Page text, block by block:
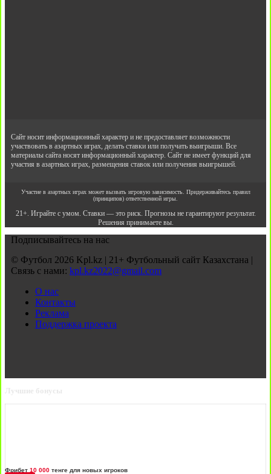
Сайт носит информационный характер и не предоставляет возможности
участвовать в азартных играх, делать ставки или получать выигрыши. Все
материалы сайта носят информационный характер. Сайт не имеет функций для
участия в азартных играх, размещения ставок или получения выигрышей.
Участие в азартных играх может вызвать игровую зависимость. Придерживайтесь правил
(принципов) ответственной игры.
21+. Играйте с умом. Ставки — это риск. Прогнозы не гарантируют результат.
Решения принимаете вы.
Подписывайтесь на нас
© Футбол 2026 Kpl.kz | 21+ Футбольный сайт Казахстана |
Связь с нами: kpl.kz2022@gmail.com
О нас
Контакты
Реклама
Поддержка проекта
Лучшие бонусы
Фрибет 10 000 тенге для новых игроков